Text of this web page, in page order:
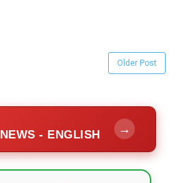
Older Post
- ENGLISH →